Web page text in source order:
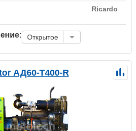
Ricardo
Открытое
АД60-Т400-R